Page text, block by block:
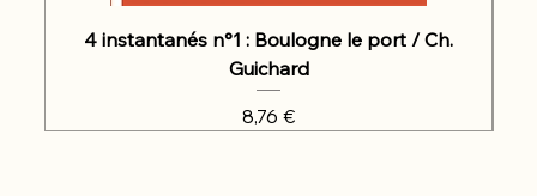
4 instantanés n°1 : Boulogne le port / Ch.
Guichard
Prix
8,76 €